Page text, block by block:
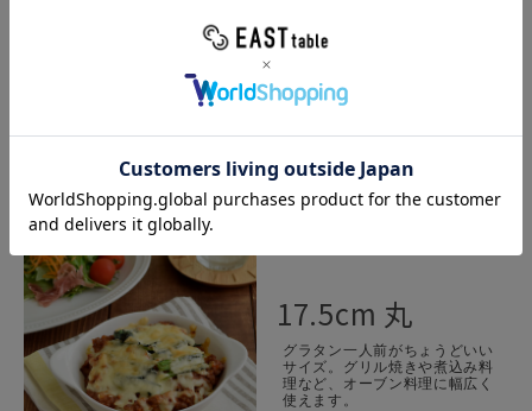
タン皿、ドリア皿として使えま
す。
▼ラウンド型はこちら
17.5cm 丸
グラタン一人前がちょうどいい
サイズ。グリル焼きや煮込み料
理など、オーブン料理に幅広く
使えます。